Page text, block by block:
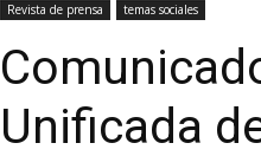
Revista de prensa temas sociales
Unificada